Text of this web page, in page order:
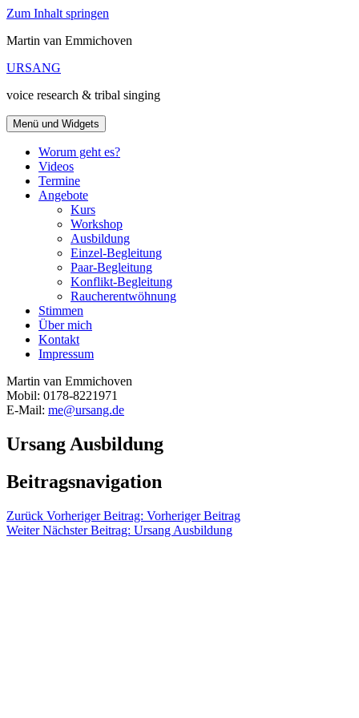
Zum Inhalt springen
Martin van Emmichoven
URSANG
voice research & tribal singing
Menü und Widgets
Worum geht es?
Videos
Termine
Angebote
Kurs
Workshop
Ausbildung
Einzel-Begleitung
Paar-Begleitung
Konflikt-Begleitung
Raucherentwöhnung
Stimmen
Über mich
Kontakt
Impressum
Martin van Emmichoven
Mobil: 0178-8221971
E-Mail: me@ursang.de
Ursang Ausbildung
Beitragsnavigation
Zurück Vorheriger Beitrag: Vorheriger Beitrag
Weiter Nächster Beitrag: Ursang Ausbildung